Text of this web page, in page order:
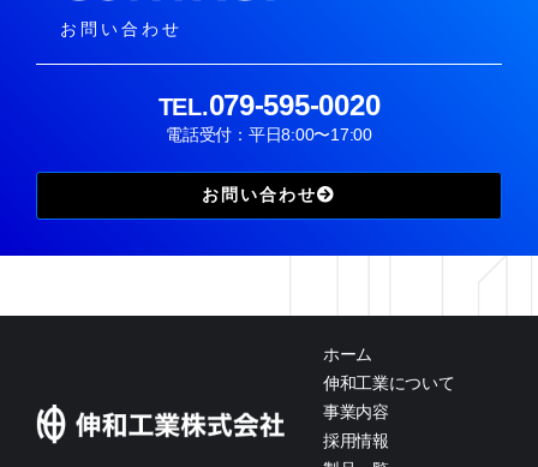
お問い合わせ
TEL.079-595-0020
電話受付：平日8:00〜17:00
お問い合わせ
ホーム
伸和工業について
事業内容
採用情報